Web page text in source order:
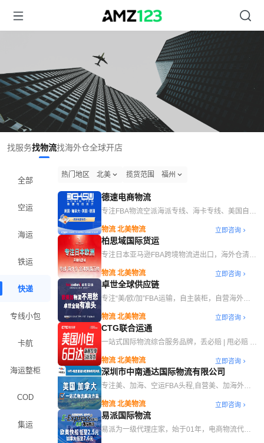
找服务找物流找海外仓全球开店
全部
空运
海运
铁运
快递
专线小包
卡航
海运整柜
COD
集运
热门地区 北美 揽货范围 福州
德速电商物流
专注FBA物流空派海派专线、海卡专线、美国自营
物流 北美物流
立即咨询
柏思域国际货运
专注日本亚马逊FBA跨境物流进出口，海外仓清库
物流 北美物流
立即咨询
卓世全球供应链
专注“美/欧/加”FBA运输，自主装柜，自营海外仓
物流 北美物流
立即咨询
CTG联合运通
一站式国际物流综合服务品牌，丢必赔 | 甩必赔 |
物流 北美物流
立即咨询
深圳市中南通达国际物流有限公司
专注美、加海、空运FBA头程,自营美、加海外仓
物流 北美物流
立即咨询
易派国际物流
易派为一级代理庄家，始于01年，电商物流代名